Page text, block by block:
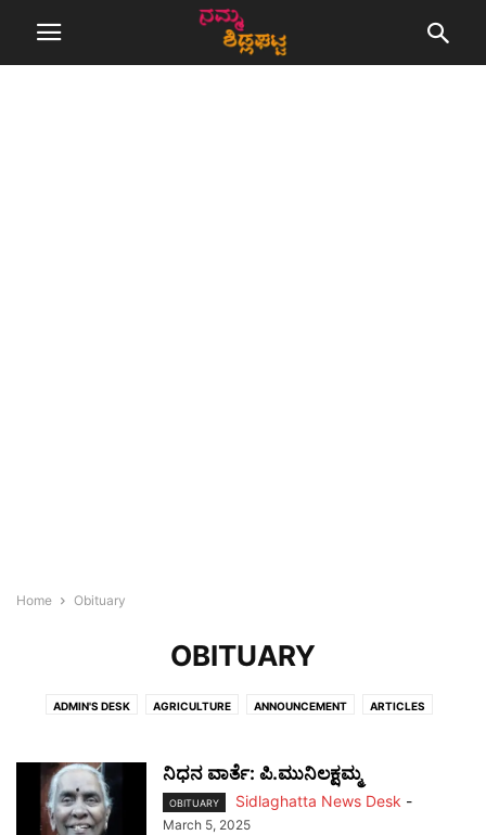
Home Obituary
OBITUARY
ADMIN'S DESK AGRICULTURE ANNOUNCEMENT ARTICLES
CHINTAMANI COVID-19 CULTURE EDUCATION
HOROSCOPE LIFESTYLE MALLIKARJUNA MONEY
NEWSBEAT OBITUARY OFF BEAT
ನಿಧನ ವಾರ್ತೆ: ಪಿ.ಮುನಿಲಕ್ಷಮ್ಮ
OBITUARY Sidlaghatta News Desk -
March 5, 2025